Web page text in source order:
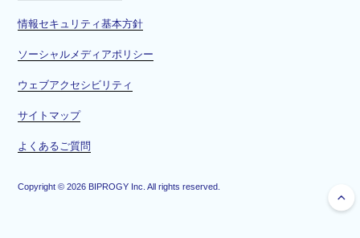
で
く
情報セキュリティ基本方針
ソーシャルメディアポリシー
ウェブアクセシビリティ
サイトマップ
よくあるご質問
Copyright ©2026 BIPROGY Inc. All rights reserved.